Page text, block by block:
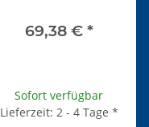
69,38 € *
Sofort verfügbar
Lieferzeit: 2 - 4 Tage *